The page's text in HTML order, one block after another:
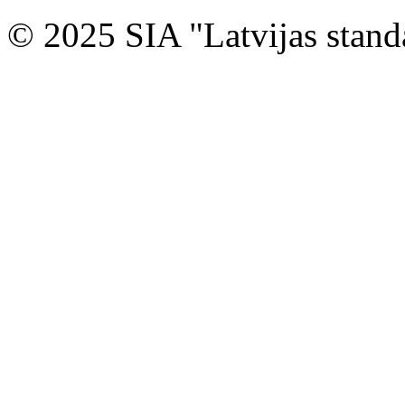
© 2025 SIA "Latvijas